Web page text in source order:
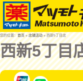
您的位置：首页»店铺活动» 西新5丁目店
西新5丁目